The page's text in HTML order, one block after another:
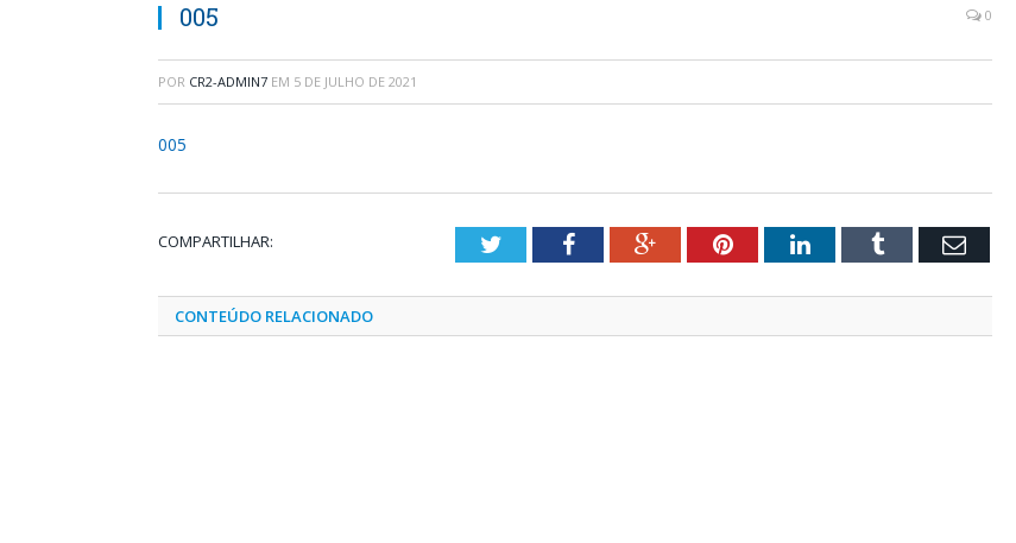
005 0
POR CR2-ADMIN7 EM 5 DE JULHO DE 2021
005
COMPARTILHAR: TwitterFacebookGoogle+PinterestLinkedInTumblr Email
CONTEÚDO RELACIONADO